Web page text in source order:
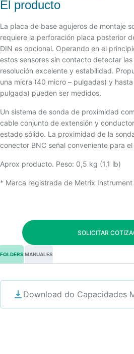
El producto
La placa de base agujeros de montaje
requiere la perforación placa posterior
DIN es opcional. Operando en el
estos sensores sin contacto detectar
resolución excelente y estabilidad.
una micra (40 micro – pulgadas) y
pulgada) pueden ser medidos.
Un sistema de sonda de proximidad
cable conjunto de extensión y
estado sólido. La proximidad de la
conector BNC señal conveniente para el
Aprox producto. Peso: 0,5 kg (1,1 lb)
* Marca registrada de Metrix Instrument
SOLICITAR
FOLDERS MANUALES
Download do Capacidades